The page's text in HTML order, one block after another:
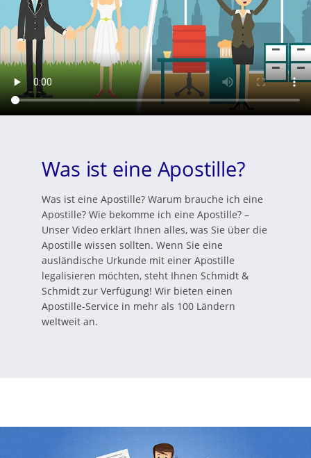
Was ist eine Apostille?
Was ist eine Apostille? Warum brauche ich eine
Apostille? Wie bekomme ich eine Apostille? –
Unser Video erklärt Ihnen alles, was Sie über die
Apostille wissen sollten. Wenn Sie eine
ausländische Urkunde mit einer Apostille
legalisieren möchten, steht Ihnen Schmidt &
Schmidt zur Verfügung! Wir bieten einen
Apostille-Service in mehr als 100 Ländern
weltweit an.